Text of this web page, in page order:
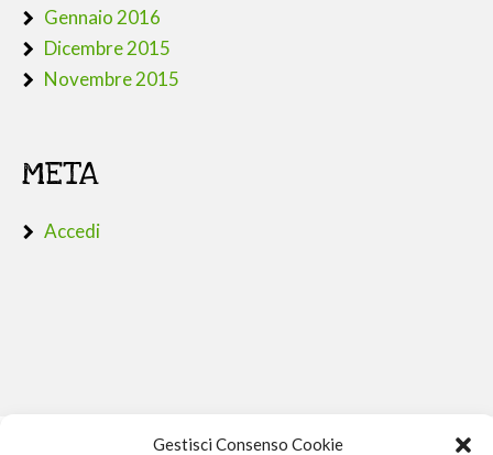
Gestisci Consenso Cookie
Gennaio 2016
Dicembre 2015
Novembre 2015
META
Accedi